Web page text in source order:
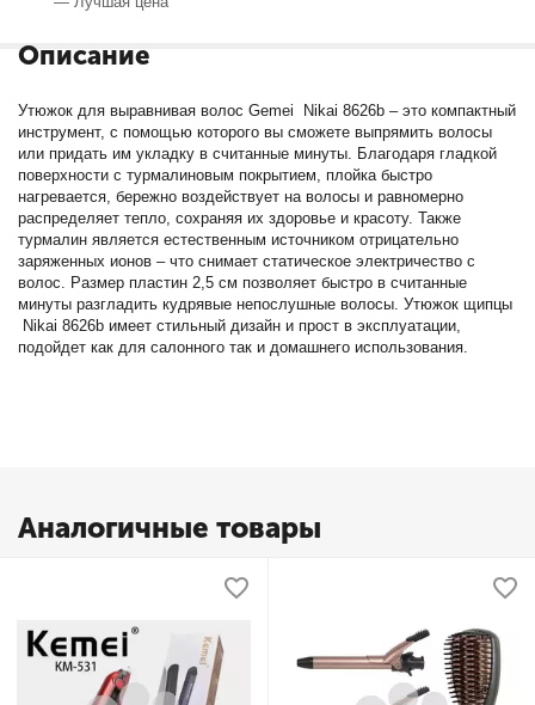
Описание
Утюжок для выравнивая волос Gemei Nikai 8626b – это компактный
инструмент, с помощью которого вы сможете выпрямить волосы
или придать им укладку в считанные минуты. Благодаря гладкой
поверхности с турмалиновым покрытием, плойка быстро
нагревается, бережно воздействует на волосы и равномерно
распределяет тепло, сохраняя их здоровье и красоту. Также
турмалин является естественным источником отрицательно
заряженных ионов – что снимает статическое электричество с
волос. Размер пластин 2,5 см позволяет быстро в считанные
минуты разгладить кудрявые непослушные волосы. Утюжок щипцы
Nikai 8626b имеет стильный дизайн и прост в эксплуатации,
подойдет как для салонного так и домашнего использования.
Аналогичные товары